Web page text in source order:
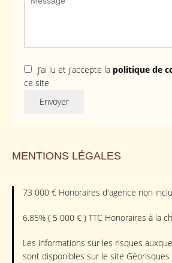
J’ai lu et j'accepte la politique de
ce site
Envoyer
MENTIONS LÉGALES
73 000 € Honoraires d'agence non
6.85% ( 5 000 € ) TTC Honoraires à la
Les informations sur les risques
sont disponibles sur le site Géorisques